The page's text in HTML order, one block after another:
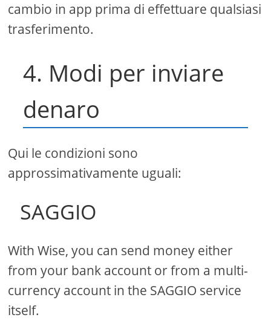
cambio in app prima di effettuare qualsiasi
trasferimento.
4. Modi per inviare
denaro
Qui le condizioni sono
approssimativamente uguali:
SAGGIO
With Wise, you can send money either
from your bank account or from a multi-
currency account in the SAGGIO service
itself.